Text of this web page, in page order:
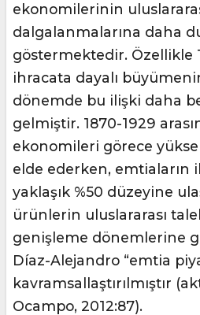
ekonomilerinin
dalgalanmalarına daha
göstermektedir. Özellikle
ihracata dayalı
dönemde bu ilişki daha
gelmiştir. 1870-1929
ekonomileri görece
elde ederken, emtiaların
yaklaşık %50 düzeyine
ürünlerin uluslararası
genişleme dönemlerine
Díaz-Alejandro “emtia
kavramsallaştırılmıştır
Ocampo, 2012:87).